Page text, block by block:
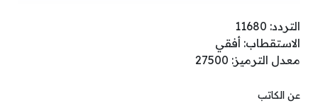
التردد: 11680
الاستقطاب: أفقي
معدل الترميز: 27500
عن الكاتب